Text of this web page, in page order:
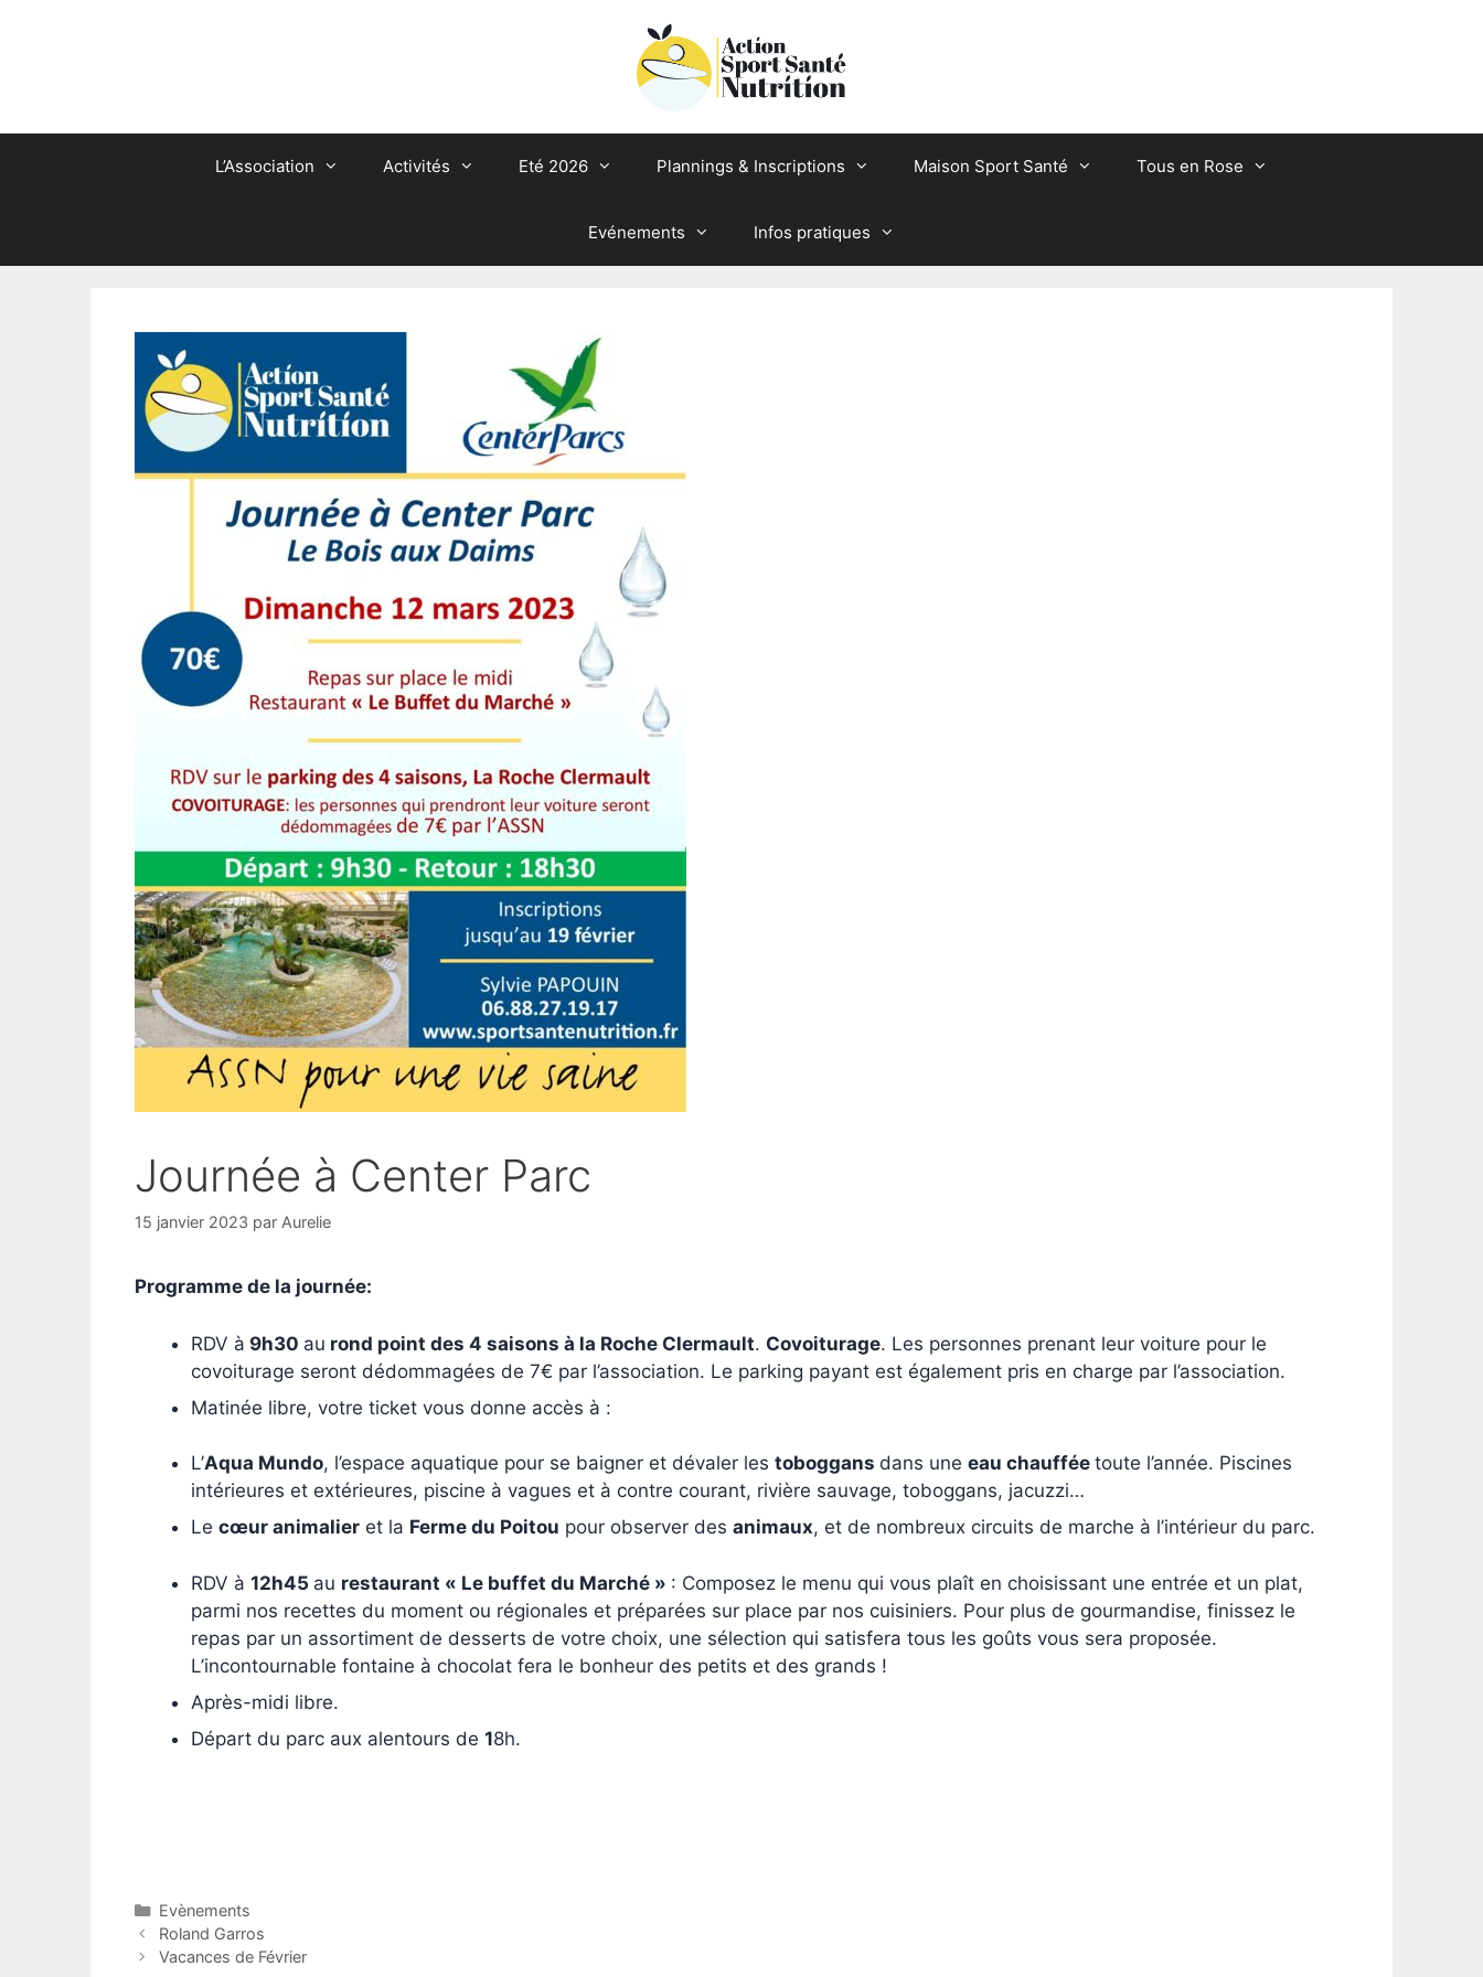
L’Association Activités Eté 2026 Plannings & Inscriptions Maison Sport Santé Tous en Rose
Evénements Infos pratiques
Journée à Center Parc
15 janvier 2023 par Aurelie
Programme de la journée:
RDV à 9h30 au rond point des 4 saisons à la Roche Clermault. Covoiturage. Les personnes prenant leur voiture pour le
covoiturage seront dédommagées de 7€ par l’association. Le parking payant est également pris en charge par l’association.
Matinée libre, votre ticket vous donne accès à :
L’Aqua Mundo, l’espace aquatique pour se baigner et dévaler les toboggans dans une eau chauffée toute l’année. Piscines
intérieures et extérieures, piscine à vagues et à contre courant, rivière sauvage, toboggans, jacuzzi…
Le cœur animalier et la Ferme du Poitou pour observer des animaux, et de nombreux circuits de marche à l’intérieur du parc.
RDV à 12h45 au restaurant « Le buffet du Marché » : Composez le menu qui vous plaît en choisissant une entrée et un plat,
parmi nos recettes du moment ou régionales et préparées sur place par nos cuisiniers. Pour plus de gourmandise, finissez le
repas par un assortiment de desserts de votre choix, une sélection qui satisfera tous les goûts vous sera proposée.
L’incontournable fontaine à chocolat fera le bonheur des petits et des grands !
Après-midi libre.
Départ du parc aux alentours de 18h.
Catégories
Evènements
Roland Garros
Vacances de Février